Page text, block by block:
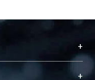
+
永久珍藏及向國際+